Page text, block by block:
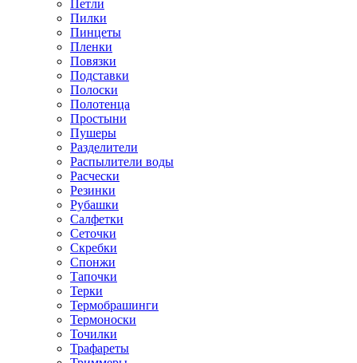
Петли
Пилки
Пинцеты
Пленки
Повязки
Подставки
Полоски
Полотенца
Простыни
Пушеры
Разделители
Распылители воды
Расчески
Резинки
Рубашки
Салфетки
Сеточки
Скребки
Спонжи
Тапочки
Терки
Термобрашинги
Термоноски
Точилки
Трафареты